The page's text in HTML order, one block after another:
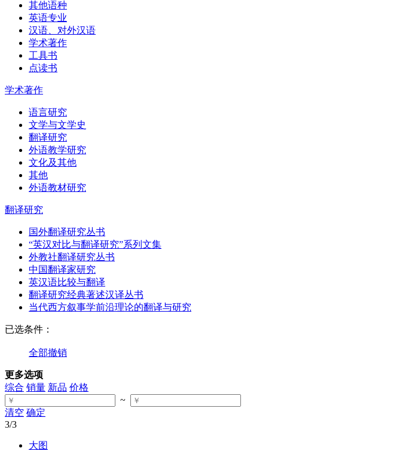
其他语种
英语专业
汉语、对外汉语
学术著作
工具书
点读书
学术著作
语言研究
文学与文学史
翻译研究
外语教学研究
文化及其他
其他
外语教材研究
翻译研究
国外翻译研究丛书
“英汉对比与翻译研究”系列文集
外教社翻译研究丛书
中国翻译家研究
英汉语比较与翻译
翻译研究经典著述汉译丛书
当代西方叙事学前沿理论的翻译与研究
已选条件：
全部撤销
更多选项
综合 销量 新品 价格
~
清空 确定
3/3
大图